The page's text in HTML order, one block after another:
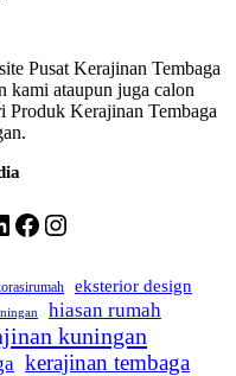
Pusat Kerajinan Tembaga
kami ataupun juga calon
Produk Kerajinan Tembaga
Facebook
Instagram
eksterior design
hiasan rumah
kuningan
kerajinan tembaga